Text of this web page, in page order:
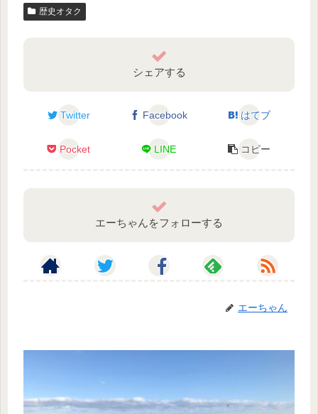
歴史オタク
シェアする
Twitter Facebook はてブ
Pocket LINE コピー
エーちゃんをフォローする
エーちゃん